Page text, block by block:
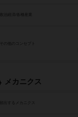
政治経済/各種産業
その他のコンセプト
メカニクス
頻出するメカニクス